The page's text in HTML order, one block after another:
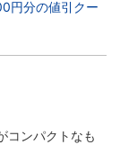
円分の値引クー
コンパクトなも